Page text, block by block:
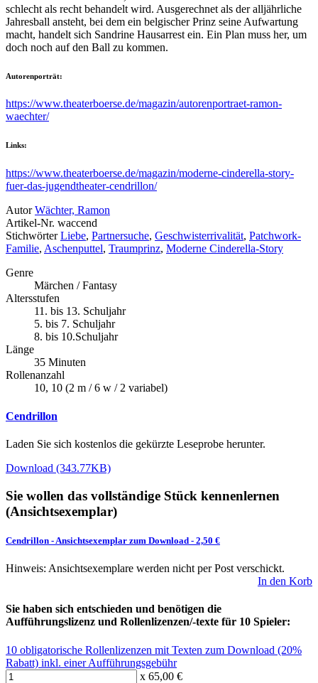
schlecht als recht behandelt wird. Ausgerechnet als der alljährliche
Jahresball ansteht, bei dem ein belgischer Prinz seine Aufwartung
macht, handelt sich Sandrine Hausarrest ein. Ein Plan muss her, um
doch noch auf den Ball zu kommen.
Autorenporträt:
https://www.theaterboerse.de/magazin/autorenportraet-ramon-
waechter/
Links:
https://www.theaterboerse.de/magazin/moderne-cinderella-story-
fuer-das-jugendtheater-cendrillon/
Autor Wächter, Ramon
Artikel-Nr. waccend
Stichwörter Liebe, Partnersuche, Geschwisterrivalität, Patchwork-
Familie, Aschenputtel, Traumprinz, Moderne Cinderella-Story
Genre
Märchen / Fantasy
Altersstufen
11. bis 13. Schuljahr
5. bis 7. Schuljahr
8. bis 10.Schuljahr
Länge
35 Minuten
Rollenanzahl
10, 10 (2 m / 6 w / 2 variabel)
Cendrillon
Laden Sie sich kostenlos die gekürzte Leseprobe herunter.
Download (343.77KB)
Sie wollen das vollständige Stück kennenlernen
(Ansichtsexemplar)
Cendrillon - Ansichtsexemplar zum Download - 2,50 €
Hinweis: Ansichtsexemplare werden nicht per Post verschickt.
In den Korb
Sie haben sich entschieden und benötigen die
Aufführungslizenz und Rollenlizenzen/-texte für 10 Spieler:
10 obligatorische Rollenlizenzen mit Texten zum Download (20%
Rabatt) inkl. einer Aufführungsgebühr
x 65,00 €